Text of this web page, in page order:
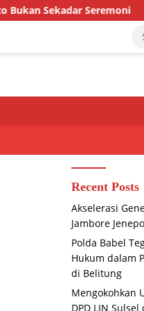
Seremoni
Recent Posts
Akselerasi
Jambore
Polda Babel
Hukum dalam
di Belitung
Mengokohkan
DPD LIN